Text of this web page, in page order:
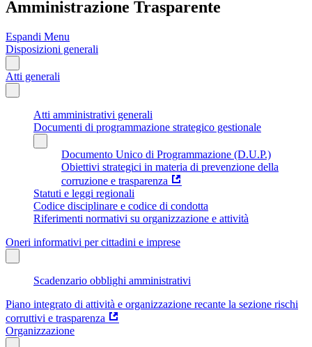
Amministrazione Trasparente
Espandi Menu
Disposizioni generali
Atti generali
Atti amministrativi generali
Documenti di programmazione strategico gestionale
Documento Unico di Programmazione (D.U.P.)
Obiettivi strategici in materia di prevenzione della
corruzione e trasparenza
Statuti e leggi regionali
Codice disciplinare e codice di condotta
Riferimenti normativi su organizzazione e attività
Oneri informativi per cittadini e imprese
Scadenzario obblighi amministrativi
Piano integrato di attività e organizzazione recante la sezione rischi
corruttivi e trasparenza
Organizzazione